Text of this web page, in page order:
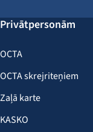
Privātpersonām
OCTA
OCTA skrejriteņiem
Zaļā karte
KASKO